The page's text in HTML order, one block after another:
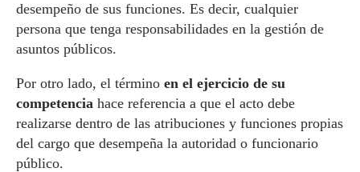
desempeño de sus funciones. Es decir, cualquier
persona que tenga responsabilidades en la gestión de
asuntos públicos.
Por otro lado, el término en el ejercicio de su
competencia hace referencia a que el acto debe
realizarse dentro de las atribuciones y funciones propias
del cargo que desempeña la autoridad o funcionario
público.